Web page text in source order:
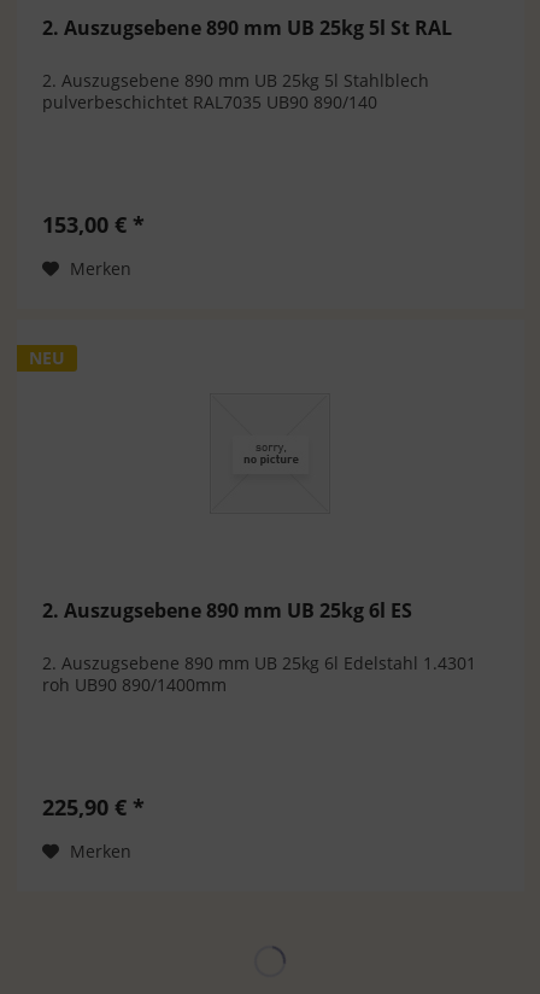
2. Auszugsebene 890 mm UB 25kg 5l St RAL
2. Auszugsebene 890 mm UB 25kg 5l Stahlblech
pulverbeschichtet RAL7035 UB90 890/140
153,00 € *
Merken
NEU
2. Auszugsebene 890 mm UB 25kg 6l ES
2. Auszugsebene 890 mm UB 25kg 6l Edelstahl 1.4301
roh UB90 890/1400mm
225,90 € *
Merken